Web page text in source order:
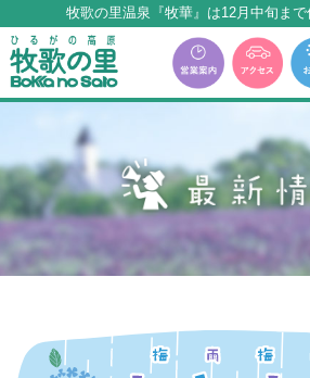
牧歌の里温泉『牧華』は12月中旬まで
本サイトに表記の料金はすべて税
牧歌の里温泉『牧華』は12月中旬まで